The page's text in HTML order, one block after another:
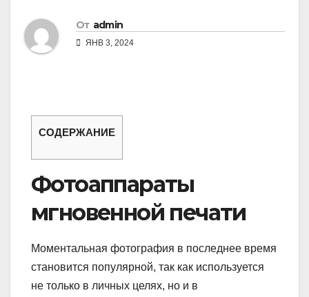
От admin
ЯНВ 3, 2024
СОДЕРЖАНИЕ
Фотоаппараты
мгновенной печати
Моментальная фотография в последнее время
становится популярной, так как используется
не только в личных целях, но и в